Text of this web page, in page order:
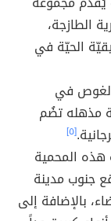
الطازجة،
الحيّة في
في
مذهله تضُم
[٥]
هذه المحمية
وتقع جنوب مدينة
بالإضافة إلى